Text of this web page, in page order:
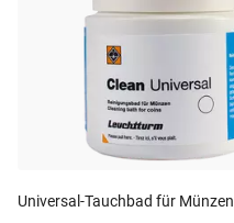
Universal-Tauchbad für Münzen